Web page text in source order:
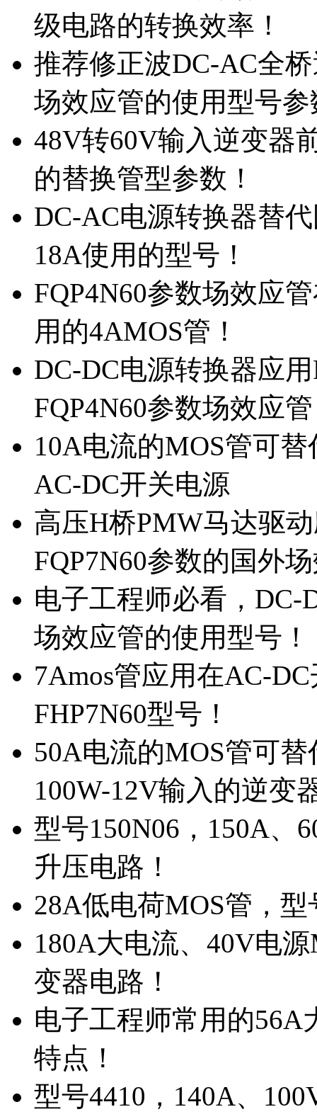
级电路的转换效率！
推荐修正波DC-AC全
场效应管的使用型号参
48V转60V输入逆变器
的替换管型参数！
DC-AC电源转换器替
18A使用的型号！
FQP4N60参数场效应
用的4AMOS管！
DC-DC电源转换器应
FQP4N60参数场效应
10A电流的MOS管可
AC-DC开关电源
高压H桥PMW马达驱
FQP7N60参数的国外
电子工程师必看，DC-
场效应管的使用型号！
7Amos管应用在AC-
FHP7N60型号！
50A电流的MOS管可
100W-12V输入的逆变
型号150N06，150A、
升压电路！
28A低电荷MOS管，
180A大电流、40V电
变器电路！
电子工程师常用的56A
特点！
型号4410，140A、